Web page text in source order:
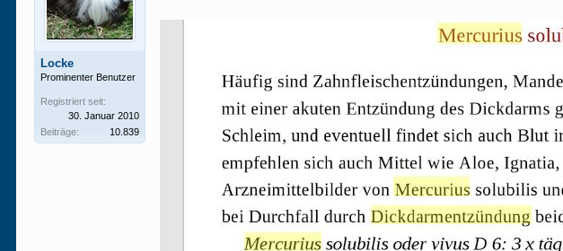
Locke
Prominenter Benutzer
Registriert seit:
30. Januar 2010
Beiträge:
10.839